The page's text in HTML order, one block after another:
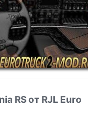
RS от RJL Euro